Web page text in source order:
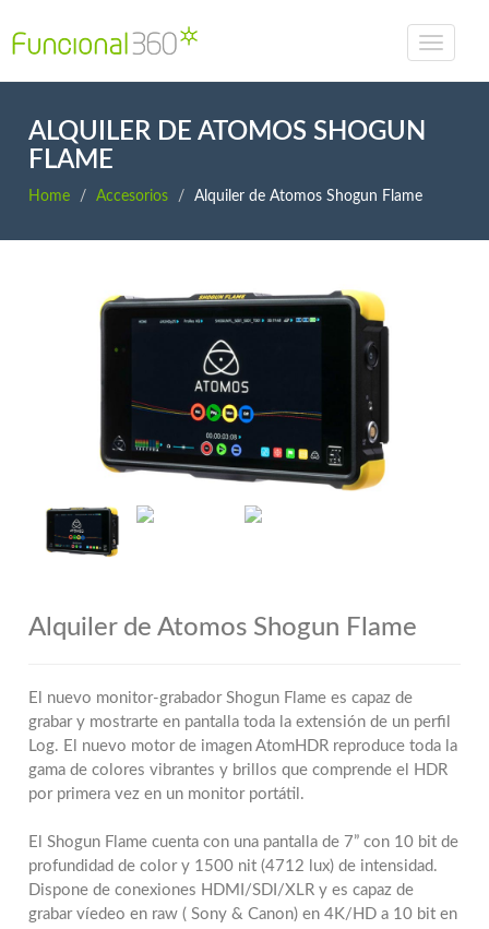
ALQUILER DE ATOMOS SHOGUN
FLAME
Home Accesorios Alquiler de Atomos Shogun Flame
Alquiler de Atomos Shogun Flame
El nuevo monitor-grabador Shogun Flame es capaz de
grabar y mostrarte en pantalla toda la extensión de un perfil
Log. El nuevo motor de imagen AtomHDR reproduce toda la
gama de colores vibrantes y brillos que comprende el HDR
por primera vez en un monitor portátil.
El Shogun Flame cuenta con una pantalla de 7” con 10 bit de
profundidad de color y 1500 nit (4712 lux) de intensidad.
Dispone de conexiones HDMI/SDI/XLR y es capaz de
grabar víedeo en raw ( Sony & Canon) en 4K/HD a 10 bit en